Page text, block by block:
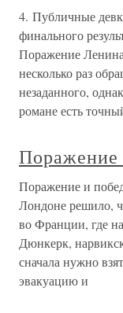
4. Публичные
финального
Поражение
несколько раз
незаданного,
романе есть
Поражение
Поражение и
Лондоне решило,
во Франции, где
Дюнкерк,
сначала нужно
эвакуацию и